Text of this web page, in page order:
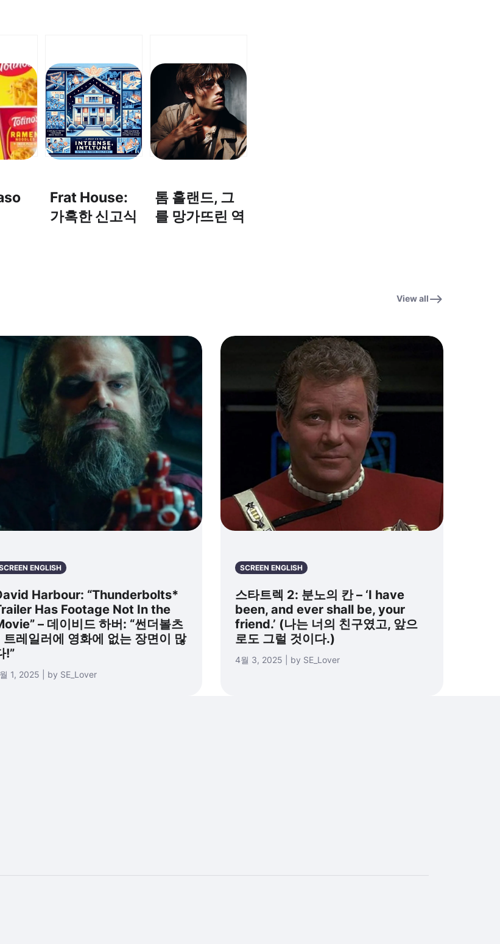
을
!
Frat House:
가혹한 신고식
톰 홀랜드, 그
를 망가뜨린 역
View all
ENGLISH
Harbour: “Thunderbolts*
Has Footage Not In the
– 데이비드 하버: “썬더볼츠
트레일러에 영화에 없는 장면이 많
!”
1, 2025 | by SE_Lover
SCREEN ENGLISH
스타트렉 2: 분노의 칸 – ‘I have
been, and ever shall be, your
friend.’ (나는 너의 친구였고, 앞으
로도 그럴 것이다.)
4월 3, 2025 | by SE_Lover